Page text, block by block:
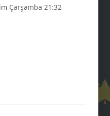
Çarşamba 21:32